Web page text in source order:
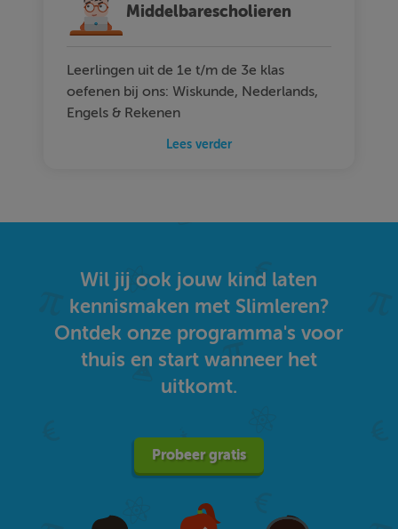
Middelbarescholieren
Leerlingen uit de 1e t/m de 3e klas
oefenen bij ons: Wiskunde, Nederlands,
Engels & Rekenen
Lees verder
Wil jij ook jouw kind laten
kennismaken met Slimleren?
Ontdek onze programma's voor
thuis en start wanneer het
uitkomt.
Probeer gratis